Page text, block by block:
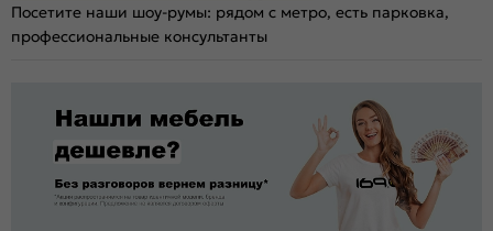
Посетите наши шоу-румы: рядом с метро, есть парковка,
профессиональные консультанты